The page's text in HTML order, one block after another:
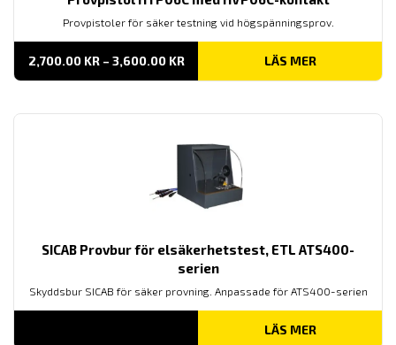
Provpistoler för säker testning vid högspänningsprov.
2,700.00 KR – 3,600.00 KRPRISINTERVALL:
TILL
LÄS MER
SICAB Provbur för elsäkerhetstest, ETL ATS400-
serien
Skyddsbur SICAB för säker provning. Anpassade för ATS400-serien
LÄS MER